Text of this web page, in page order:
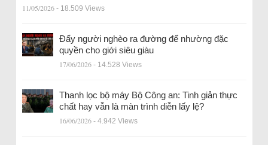
11/05/2026 - 18.509 Views
Đẩy người nghèo ra đường để nhường đặc
quyền cho giới siêu giàu
17/06/2026 - 14.528 Views
Thanh lọc bộ máy Bộ Công an: Tinh giản thực
chất hay vẫn là màn trình diễn lấy lệ?
16/06/2026 - 4.942 Views